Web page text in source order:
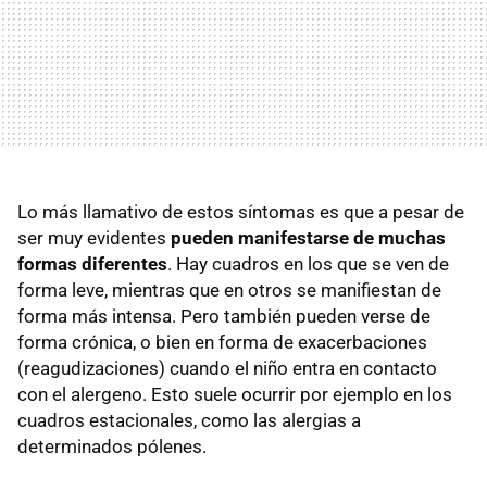
Lo más llamativo de estos síntomas es que a pesar de
ser muy evidentes pueden manifestarse de muchas
formas diferentes. Hay cuadros en los que se ven de
forma leve, mientras que en otros se manifiestan de
forma más intensa. Pero también pueden verse de
forma crónica, o bien en forma de exacerbaciones
(reagudizaciones) cuando el niño entra en contacto
con el alergeno. Esto suele ocurrir por ejemplo en los
cuadros estacionales, como las alergias a
determinados pólenes.